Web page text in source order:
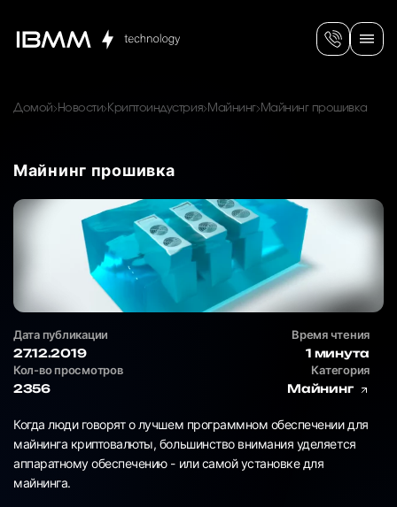
Домой Новости Криптоиндустрия Майнинг Майнинг прошивка
Майнинг прошивка
Дата публикации
27.12.2019
Время чтения
1 минута
Кол-во просмотров
2356
Категория
Майнинг
Когда люди говорят о лучшем программном обеспечении для
майнинга криптовалюты, большинство внимания уделяется
аппаратному обеспечению - или самой установке для
майнинга.